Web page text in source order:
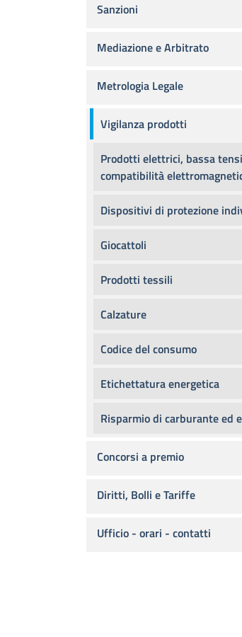
Sanzioni
Mediazione e Arbitrato
Metrologia Legale
Vigilanza prodotti
Prodotti elettrici, bassa
compatibilità
Dispositivi di protezione
Giocattoli
Prodotti tessili
Calzature
Codice del consumo
Etichettatura energetica
Risparmio di carburante ed
Concorsi a premio
Diritti, Bolli e Tariffe
Ufficio - orari - contatti